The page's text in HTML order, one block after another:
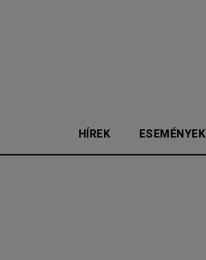
HÍREK ESEMÉNYEK